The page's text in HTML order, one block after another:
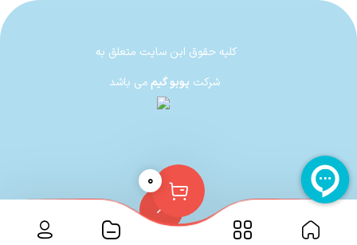
بخش چند نفره بازی Asterix & Obelix
در بازی‌های قبلی سری XXL با وجود اینکه همکاری در بین دو کاراکتر بازی به شدت
کرد و از تجربه دو نفره بودن بازی لذت برد. هواداران آستریکس و ابلیکس
نمی‌توانستند کنار یکدیگر این دو دوست قهرمان را کنترل کنند و بازی یک اثر
جذاب‌تر شود. بالاخره به نظر می‌رسد صدای گوش هواداران به سازندگان رسیده و
این بار می‌توان آستریکس و ابلیکس را همزمان کنترل کرد و یک تجربه دو نفره
آفلاین را در کنار آنها داشت.
کلیه حقوق این سایت متعلق به
شرکت پوبو گیممی باشد
۰